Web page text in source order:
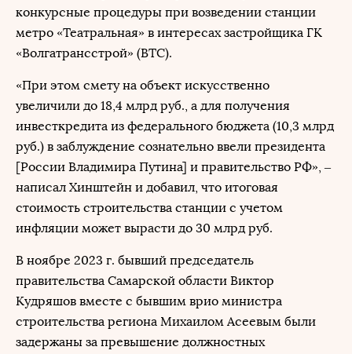
конкурсные процедуры при возведении станции
метро «Театральная» в интересах застройщика ГК
«Волгатрансстрой» (ВТС).
«При этом смету на объект искусственно
увеличили до 18,4 млрд руб., а для получения
инвесткредита из федерального бюджета (10,3 млрд
руб.) в заблуждение сознательно ввели президента
[России Владимира Путина] и правительство РФ», –
написал Хинштейн и добавил, что итоговая
стоимость строительства станции с учетом
инфляции может вырасти до 30 млрд руб.
В ноябре 2023 г. бывший председатель
правительства Самарской области Виктор
Кудряшов вместе с бывшим врио министра
строительства региона Михаилом Асеевым были
задержаны за превышение должностных